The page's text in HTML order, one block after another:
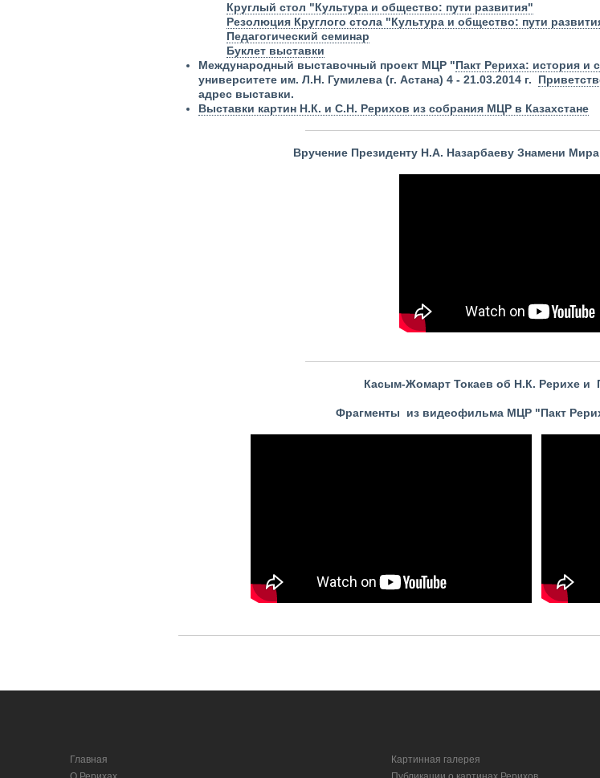
Круглый стол "Культура и общество: пути развития"
Резолюция Круглого стола "Культура и общество: пути
Педагогический семинар
Буклет выставки
Международный выставочный проект МЦР "Пакт Рериха: история и
университете им. Л.Н. Гумилева (г. Астана) 4 - 21.03.2014 г.
адрес выставки.
Выставки картин Н.К. и С.Н. Рерихов из собрания МЦР в Казахстане
Вручение Президенту Н.А. Назарбаеву Знамени
Касым-Жомарт Токаев об Н.К. Рерихе и
Фрагменты из видеофильма МЦР "Пакт
Главная
Картинная галерея